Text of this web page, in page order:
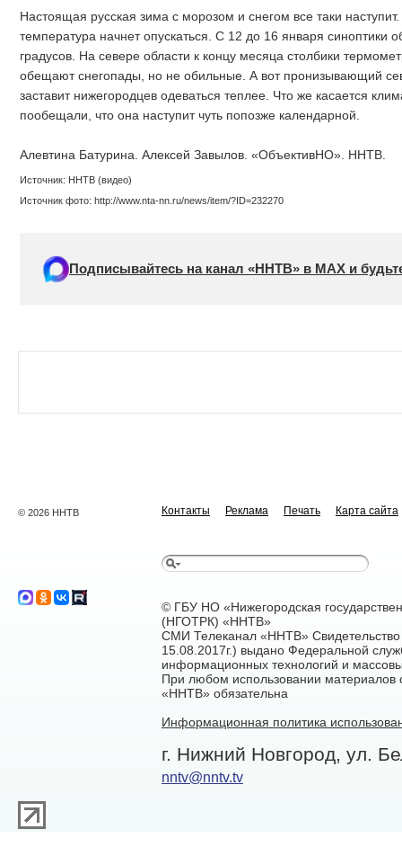
Настоящая русская зима с морозом и снегом все таки
температура начнет опускаться. С 12 до 16 января
градусов. На севере области к концу месяца столбики
обещают снегопады, но не обильные. А вот пронизывающий
заставит нижегородцев одеваться теплее. Что же касается
пообещали, что она наступит чуть попозже календарной.
Алевтина Батурина. Алексей Завылов. «ОбъективНО». ННТВ.
Источник: ННТВ (видео)
Источник фото: http://www.nta-nn.ru/news/item/?ID=232270
Подписывайтесь на канал «ННТВ» в МАХ и
© 2026 ННТВ Контакты Реклама Печать Карта сайта
© ГБУ НО «Нижегородская
(НГОТРК) «ННТВ»
СМИ Телеканал «ННТВ»
15.08.2017г.) выдано Федеральной
информационных технологий и
При любом использовании материалов
«ННТВ» обязательна
Информационная политика
г. Нижний Новгород, ул.
nntv@nntv.tv